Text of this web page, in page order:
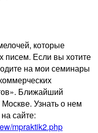
которые
писем. Если вы хотите
на мои семинары
Ближайший
Москве. Узнать о нем
сайте:
mpraktik2.php